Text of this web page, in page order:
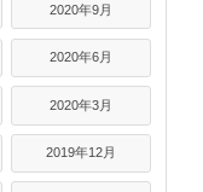
2020年9月
2020年6月
2020年3月
2019年12月